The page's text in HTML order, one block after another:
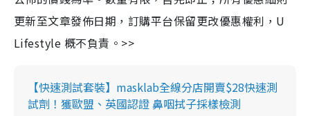
更新至文章發佈日期，訂購平台保留更改優惠權利，U
Lifestyle 概不負責。>>
【快速測試套裝】masklab全線分店開賣$28快速測
試劑！獲歐盟、英國認證 鼻咽拭子採樣檢測